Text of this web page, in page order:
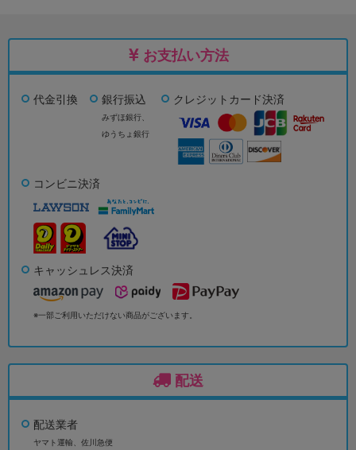
お支払い方法
代金引換 銀行振込
みずほ銀行、
ゆうちょ銀行
クレジットカード決済
コンビニ決済
キャッシュレス決済
※一部ご利用いただけない商品がございます。
配送
配送業者
ヤマト運輸、佐川急便